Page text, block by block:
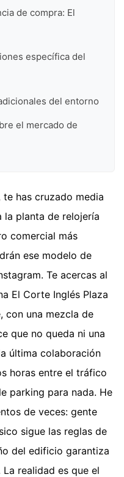
de compra: El
específica del
del entorno
el mercado de
has cruzado media
la planta de relojería
comercial más
ese modelo de
Te acercas al
El Corte Inglés Plaza
con una mezcla de
que no queda ni una
última colaboración
horas entre el tráfico
parking para nada. He
de veces: gente
sigue las reglas de
del edificio garantiza
realidad es que el